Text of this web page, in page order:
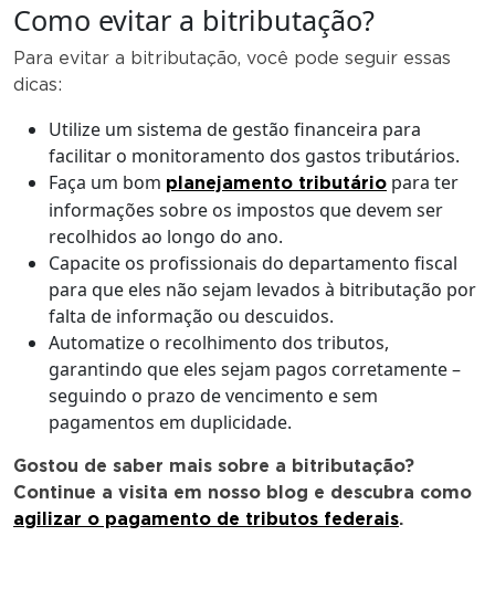
Como evitar a bitributação?
Para evitar a bitributação, você pode seguir essas
dicas:
Utilize um sistema de gestão financeira para
facilitar o monitoramento dos gastos tributários.
Faça um bom planejamento tributário para ter
informações sobre os impostos que devem ser
recolhidos ao longo do ano.
Capacite os profissionais do departamento fiscal
para que eles não sejam levados à bitributação por
falta de informação ou descuidos.
Automatize o recolhimento dos tributos,
garantindo que eles sejam pagos corretamente –
seguindo o prazo de vencimento e sem
pagamentos em duplicidade.
Gostou de saber mais sobre a bitributação?
Continue a visita em nosso blog e descubra como
agilizar o pagamento de tributos federais.